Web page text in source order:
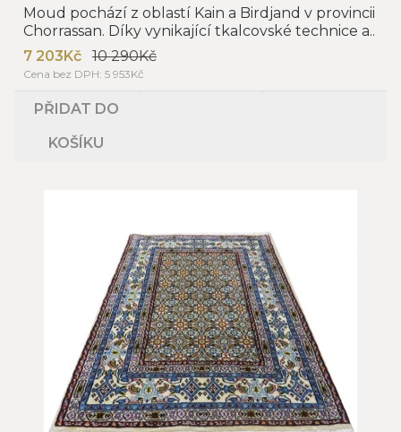
Moud pochází z oblastí Kain a Birdjand v provincii
Chorrassan. Díky vynikající tkalcovské technice a..
7 203Kč
10 290Kč
Cena bez DPH: 5 953Kč
PŘIDAT DO
KOŠÍKU